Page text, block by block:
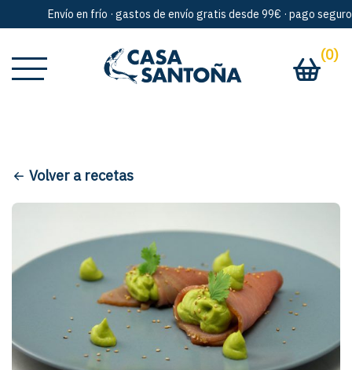
Envío en frío · gastos de envío gratis desde 99€ · pago seguro ·
(0)
Volver a recetas